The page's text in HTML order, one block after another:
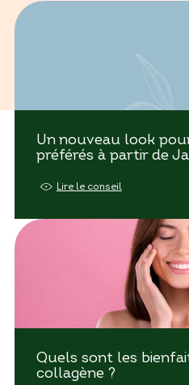
Un nouveau look
préférés à partir de
Lire le conseil
Quels sont les
collagène ?